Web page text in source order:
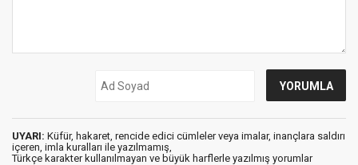
UYARI: Küfür, hakaret, rencide edici cümleler veya imalar, inançlara saldırı
içeren, imla kuralları ile yazılmamış,
Türkçe karakter kullanılmayan ve büyük harflerle yazılmış yorumlar